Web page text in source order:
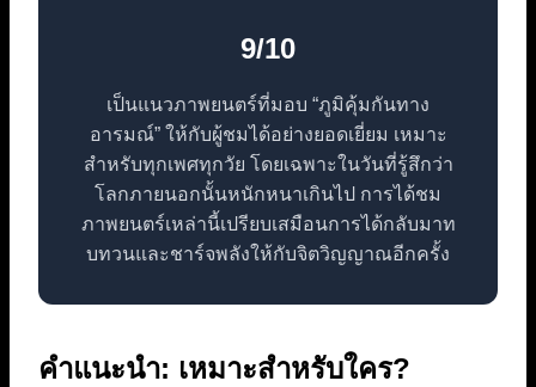
9/10
เป็นแนวภาพยนตร์ที่มอบ “ภูมิคุ้มกันทาง
อารมณ์” ให้กับผู้ชมได้อย่างยอดเยี่ยม เหมาะ
สำหรับทุกเพศทุกวัย โดยเฉพาะในวันที่รู้สึกว่า
โลกภายนอกนั้นหนักหนาเกินไป การได้ชม
ภาพยนตร์เหล่านี้เปรียบเสมือนการได้กลับมาท
บทวนและชาร์จพลังให้กับจิตวิญญาณอีกครั้ง
คำแนะนำ: เหมาะสำหรับใคร?